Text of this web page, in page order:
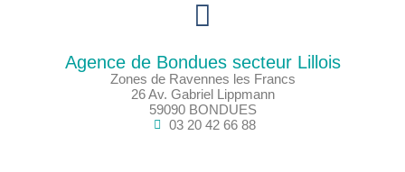
Agence de Bondues secteur Lillois
Zones de Ravennes les Francs
26 Av. Gabriel Lippmann
59090 BONDUES
03 20 42 66 88